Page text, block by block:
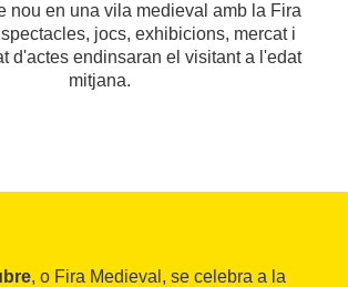
nou en una vila medieval amb la Fira
jocs, exhibicions, mercat i
d'actes endinsaran el visitant a l'edat
mitjana.
, o Fira Medieval, se celebra a la